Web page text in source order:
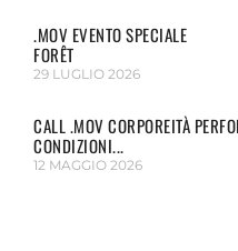
.MOV EVENTO SPECIALE
FORÊT
29 LUGLIO 2026
CALL .MOV CORPOREITÀ
CONDIZIONI...
12 MAGGIO 2026